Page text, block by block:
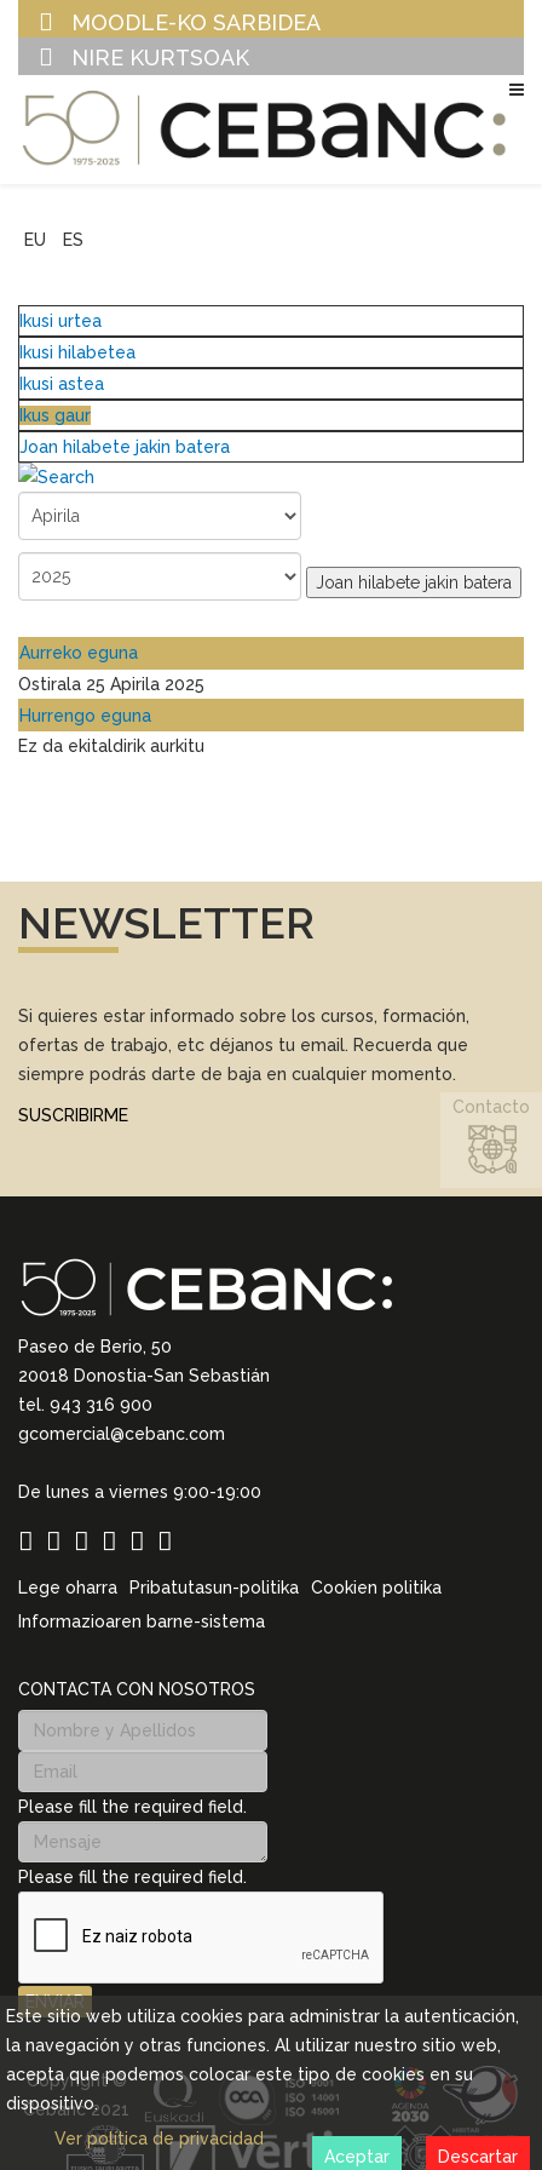
MOODLE-KO SARBIDEA
NIRE KURTSOAK
EU ES
Ikusi urtea
Ikusi hilabetea
Ikusi astea
Ikus gaur
Joan hilabete jakin batera
Joan hilabete jakin batera
Aurreko eguna
Ostirala 25 Apirila 2025
Hurrengo eguna
Ez da ekitaldirik aurkitu
NEWSLETTER
Si quieres estar informado sobre los cursos, formación,
ofertas de trabajo, etc déjanos tu email. Recuerda que
siempre podrás darte de baja en cualquier momento.
SUSCRIBIRME
Paseo de Berio, 50
20018 Donostia-San Sebastián
tel. 943 316 900
gcomercial@cebanc.com
De lunes a viernes 9:00-19:00
Lege oharra Pribatutasun-politika
Cookien politika
Informazioaren barne-sistema
CONTACTA CON NOSOTROS
Please fill the required field.
Please fill the required field.
ENVIAR
Contacto
Copyright ©
Cebanc 2021
Este sitio web utiliza cookies para administrar la autenticación,
la navegación y otras funciones. Al utilizar nuestro sitio web,
acepta que podemos colocar este tipo de cookies en su
dispositivo.
Ver política de privacidad
Descartar
Aceptar